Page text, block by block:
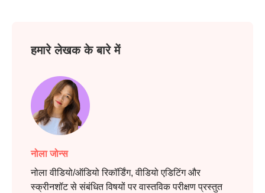
हमारे लेखक के बारे में
नोला जोन्स
नोला वीडियो/ऑडियो रिकॉर्डिंग, वीडियो एडिटिंग और
स्क्रीनशॉट से संबंधित विषयों पर वास्तविक परीक्षण प्रस्तुत